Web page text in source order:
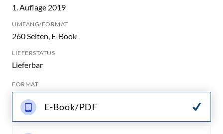
1. Auflage 2019
UMFANG/FORMAT
260 Seiten, E-Book
LIEFERSTATUS
Lieferbar
FORMAT
E-Book/PDF